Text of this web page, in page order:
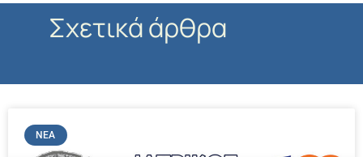
Σχετικά άρθρα
ΝΈΑ